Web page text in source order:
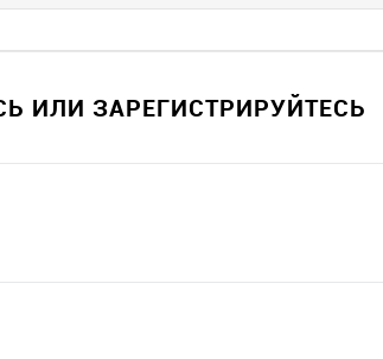
ИЛИ ЗАРЕГИСТРИРУЙТЕСЬ